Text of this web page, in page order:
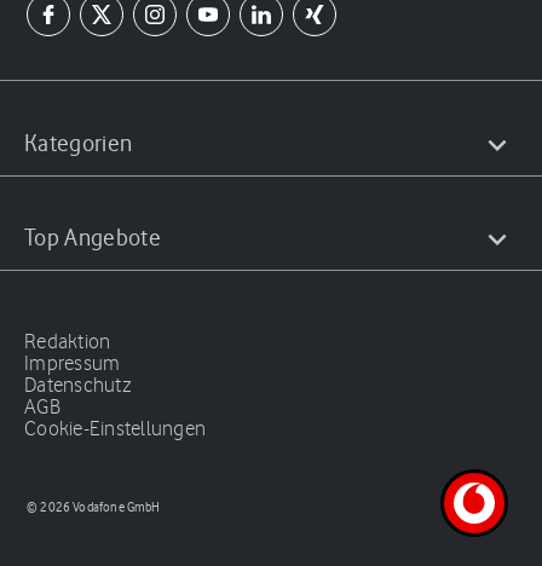
Kategorien
Top Angebote
Redaktion
Impressum
Datenschutz
AGB
Cookie-Einstellungen
© 2026 Vodafone GmbH